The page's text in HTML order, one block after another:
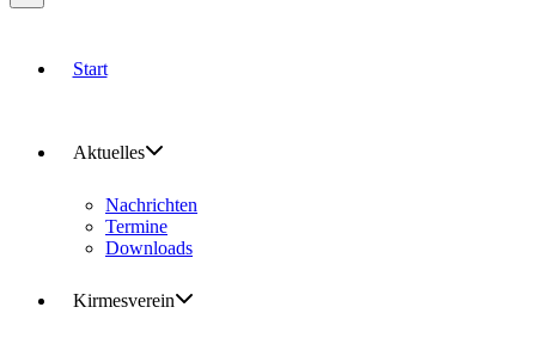
Start
Aktuelles
Nachrichten
Termine
Downloads
Kirmesverein